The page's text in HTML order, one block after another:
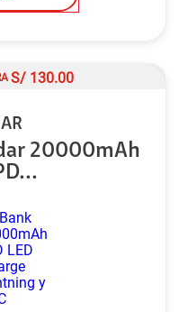
S/ 130.00
20000mAh